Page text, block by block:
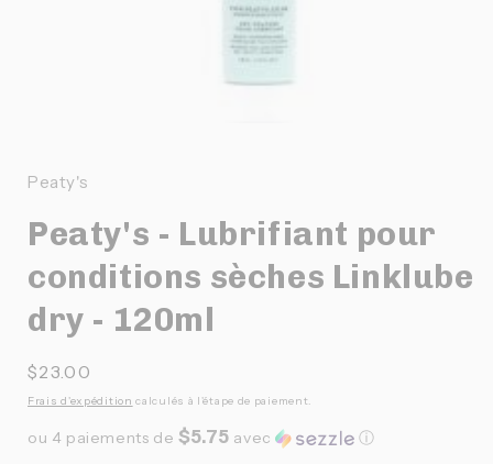
1
fenêtre
modale
Peaty's
Peaty's - Lubrifiant pour
conditions sèches Linklube
dry - 120ml
Prix
habituel
$23.00
Frais d'expédition calculés à l'étape de paiement.
ou 4 paiements de $5.75 avec ⓘ